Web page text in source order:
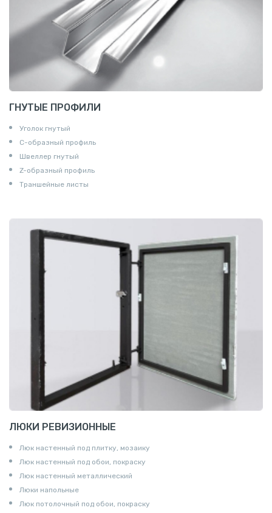
ГНУТЫЕ ПРОФИЛИ
Уголок гнутый
С-образный профиль
Швеллер гнутый
Z-образный профиль
Траншейные листы
ЛЮКИ РЕВИЗИОННЫЕ
Люк настенный под плитку, мозаику
Люк настенный под обои, покраску
Люк настенный металлический
Люки напольные
Люк потолочный под обои, покраску